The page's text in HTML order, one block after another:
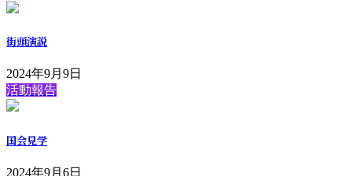
街頭演説
2024年9月9日
活動報告
国会見学
2024年9月6日